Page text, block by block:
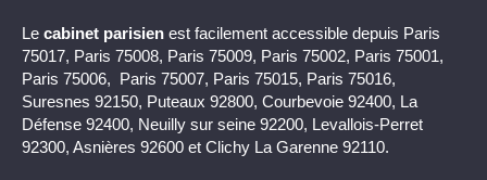
Le cabinet parisien est facilement accessible depuis Paris
75017, Paris 75008, Paris 75009, Paris 75002, Paris 75001,
Paris 75006, Paris 75007, Paris 75015, Paris 75016,
Suresnes 92150, Puteaux 92800, Courbevoie 92400, La
Défense 92400, Neuilly sur seine 92200, Levallois-Perret
92300, Asnières 92600 et Clichy La Garenne 92110.